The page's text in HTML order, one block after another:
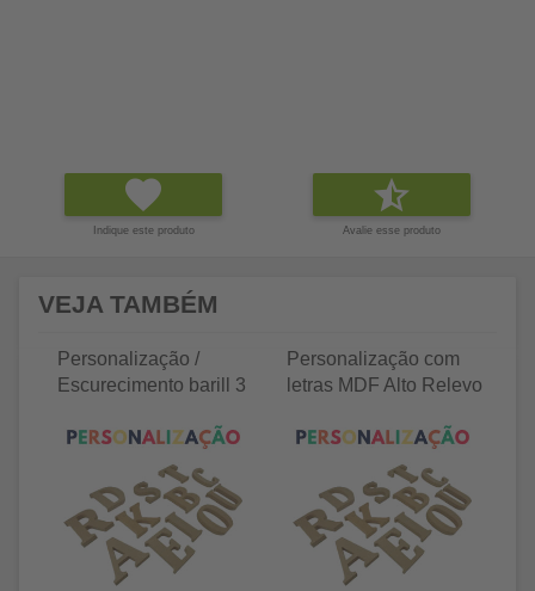
Indique este produto Avalie esse produto
VEJA TAMBÉM
Personalização /
Escurecimento barill 3
Personalização com
letras MDF Alto Relevo